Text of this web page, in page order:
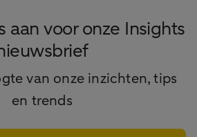
aan voor onze Insights
van onze inzichten, tips
en trends